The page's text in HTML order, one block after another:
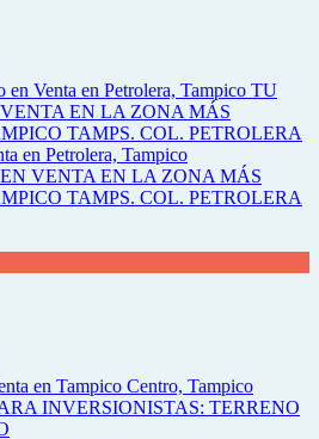
en Petrolera, Tampico
VENTA EN LA ZONA MÁS
TAMPS. COL. PETROLERA